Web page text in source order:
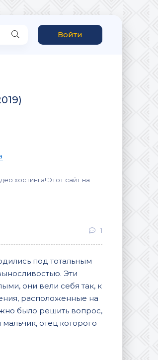
Войти
хостинга! Этот сайт на
1
под тотальным
Эти
они вели себя так, к
расположенные на
было решить вопрос,
отец которого